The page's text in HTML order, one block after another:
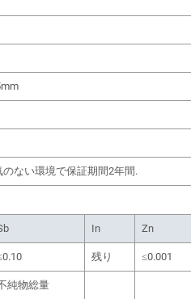
ない環境で保証期間2年間.
In Zn
残り ≤0.001
純物総量